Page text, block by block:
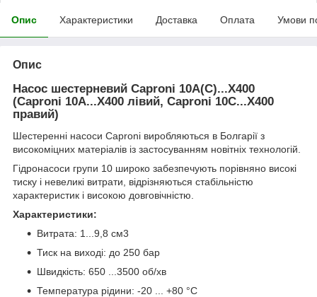
Опис Характеристики Доставка Оплата Умови
Опис
Насос шестерневий Caproni 10A(C)...X400
(Caproni 10A...X400 лівий, Caproni 10C...X400
правий)
Шестеренні насоси Caproni виробляються в Болгарії з
високоміцних матеріалів із застосуванням новітніх технологій.
Гідронасоси групи 10 широко забезпечують порівняно високі
тиску і невеликі витрати, відрізняються стабільністю
характеристик і високою довговічністю.
Характеристики:
Витрата: 1...9,8 см3
Тиск на виході: до 250 бар
Швидкість: 650 ...3500 об/хв
Температура рідини: -20 ... +80 °C